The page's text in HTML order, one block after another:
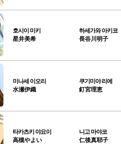
호시이 미키
星井美希
하세가와 아키코
長谷川明子
미나세 이오리
水瀬伊織
쿠기미야 리에
釘宮理恵
타카츠키 야요이
高槻やよい
니고 마야코
仁後真耶子